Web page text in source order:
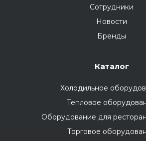
Сотрудники
Новости
Бренды
Каталог
Холодильное
Тепловое
Оборудование для
Торговое